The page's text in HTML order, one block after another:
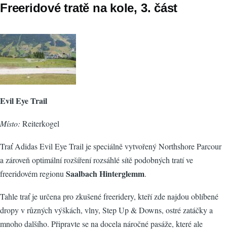
Freeridové tratě na kole, 3. část
Evil Eye Trail
Místo: Reiterkogel
Trať Adidas Evil Eye Trail je speciálně vytvořený Northshore Parcour
a zároveň optimální rozšíření rozsáhlé sítě podobných tratí ve
freeridovém regionu Saalbach Hinterglemm.
Tahle trať je určena pro zkušené freeridery, kteří zde najdou oblíbené
dropy v různých výškách, vlny, Step Up & Downs, ostré zatáčky a
mnoho dalšího. Připravte se na docela náročné pasáže, které ale